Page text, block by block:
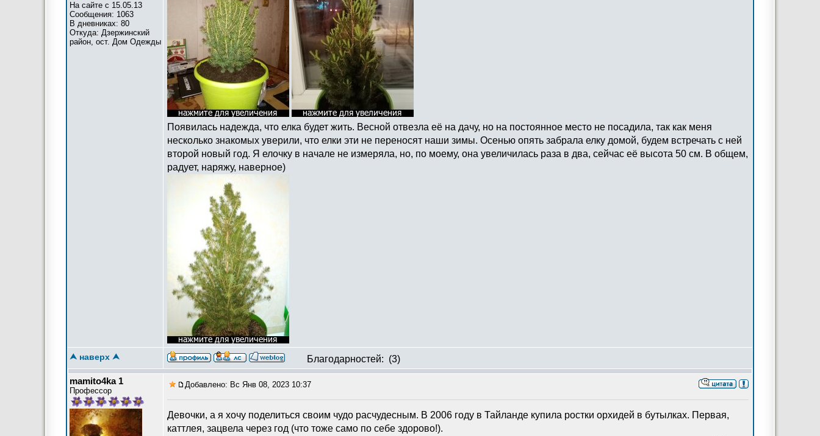
На сайте с 15.05.13
Сообщения: 1063
В дневниках: 80
Откуда: Дзержинский
район, ост. Дом Одежды
Появилась надежда, что елка будет жить. Весной отвезла её на дачу, но на постоянное место не посадила, так как меня
несколько знакомых уверили, что елки эти не переносят наши зимы. Осенью опять забрала елку домой, будем встречать с ней
второй новый год. Я елочку в начале не измеряла, но, по моему, она увеличилась раза в два, сейчас её высота 50 см. В общем,
радует, наряжу, наверное)
⮝ наверх ⮝ Благодарностей: (3)
mamito4ka 1
Профессор
Добавлено: Вс Янв 08, 2023 10:37
Девочки, а я хочу поделиться своим чудо расчудесным. В 2006 году в Тайланде купила ростки орхидей в бутылках. Первая,
каттлея, зацвела через год (что тоже само по себе здорово!).